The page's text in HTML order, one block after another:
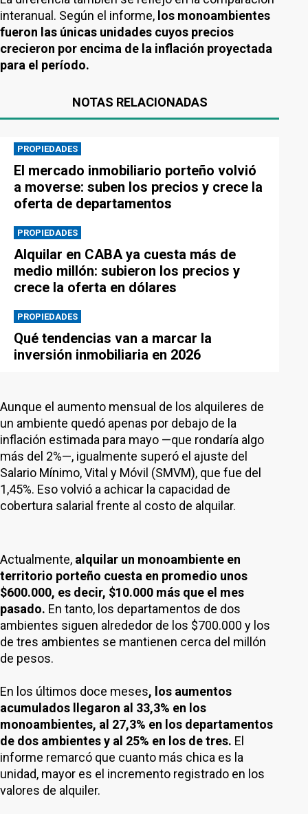
interanual. Según el informe, los monoambientes
fueron las únicas unidades cuyos precios
crecieron por encima de la inflación proyectada
para el período.
NOTAS RELACIONADAS
PROPIEDADES
El mercado inmobiliario porteño volvió
a moverse: suben los precios y crece la
oferta de departamentos
PROPIEDADES
Alquilar en CABA ya cuesta más de
medio millón: subieron los precios y
crece la oferta en dólares
PROPIEDADES
Qué tendencias van a marcar la
inversión inmobiliaria en 2026
Aunque el aumento mensual de los alquileres de
un ambiente quedó apenas por debajo de la
inflación estimada para mayo —que rondaría algo
más del 2%—, igualmente superó el ajuste del
Salario Mínimo, Vital y Móvil (SMVM), que fue del
1,45%. Eso volvió a achicar la capacidad de
cobertura salarial frente al costo de alquilar.
Actualmente, alquilar un monoambiente en
territorio porteño cuesta en promedio unos
$600.000, es decir, $10.000 más que el mes
pasado. En tanto, los departamentos de dos
ambientes siguen alrededor de los $700.000 y los
de tres ambientes se mantienen cerca del millón
de pesos.
En los últimos doce meses, los aumentos
acumulados llegaron al 33,3% en los
monoambientes, al 27,3% en los departamentos
de dos ambientes y al 25% en los de tres. El
informe remarcó que cuanto más chica es la
unidad, mayor es el incremento registrado en los
valores de alquiler.